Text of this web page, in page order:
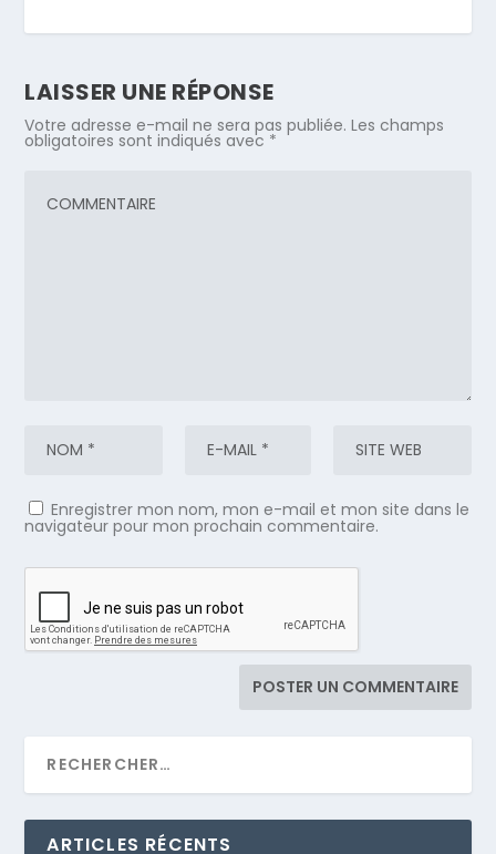
LAISSER UNE RÉPONSE
Votre adresse e-mail ne sera pas publiée. Les champs
obligatoires sont indiqués avec *
Enregistrer mon nom, mon e-mail et mon site dans le
navigateur pour mon prochain commentaire.
ARTICLES RÉCENTS